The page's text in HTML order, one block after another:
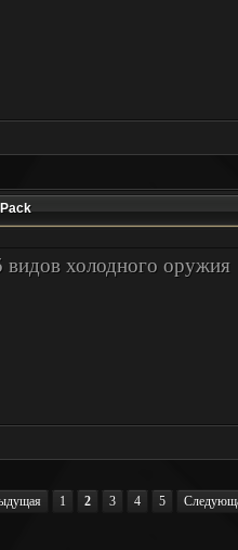
видов холодного оружия
1 2 3 4 5